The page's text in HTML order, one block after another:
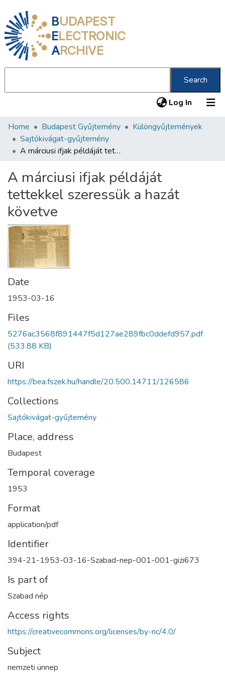
BUDAPEST
ELECTRONIC
ARCHIVE
Search
Log In (current)
Communities & Collections
All of DSpace
About us
Home Budapest Gyűjtemény
Különgyűjtemények
Sajtókivágat-gyűjtemény
A márciusi ifjak példáját tettekkel szeressük a hazát követve
A márciusi ifjak példáját
tettekkel szeressük a hazát
követve
Date
1953-03-16
Files
5276ac3568f891447f5d127ae289fbc0ddefd957.pdf
(533.88 KB)
URI
https://bea.fszek.hu/handle/20.500.14711/126586
Collections
Sajtókivágat-gyűjtemény
Place, address
Budapest
Temporal coverage
1953
Format
application/pdf
Identifier
394-21-1953-03-16-Szabad-nep-001-001-gizi673
Is part of
Szabad nép
Access rights
https://creativecommons.org/licenses/by-nc/4.0/
Subject
nemzeti ünnep